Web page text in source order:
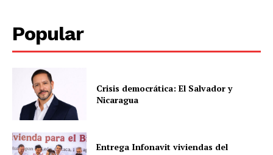
Popular
Crisis democrática: El Salvador y
Nicaragua
Entrega Infonavit viviendas del